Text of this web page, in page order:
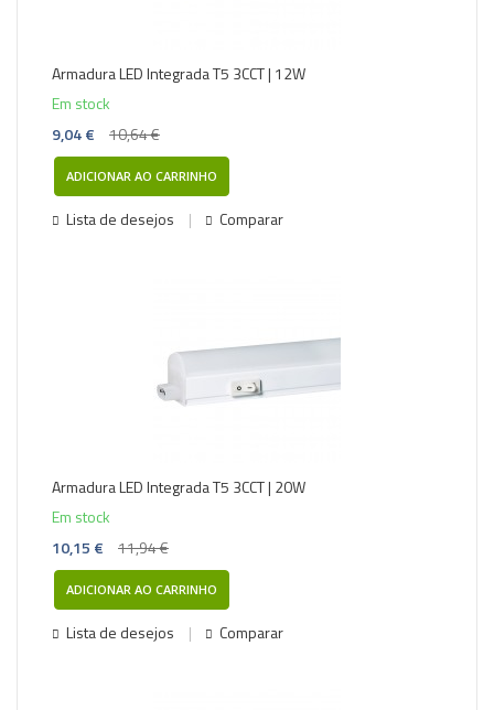
Armadura LED Integrada T5 3CCT | 12W
Em stock
9,04 €
10,64 €
ADICIONAR AO CARRINHO
Lista de desejos Comparar
Armadura LED Integrada T5 3CCT | 20W
Em stock
10,15 €
11,94 €
ADICIONAR AO CARRINHO
Lista de desejos Comparar